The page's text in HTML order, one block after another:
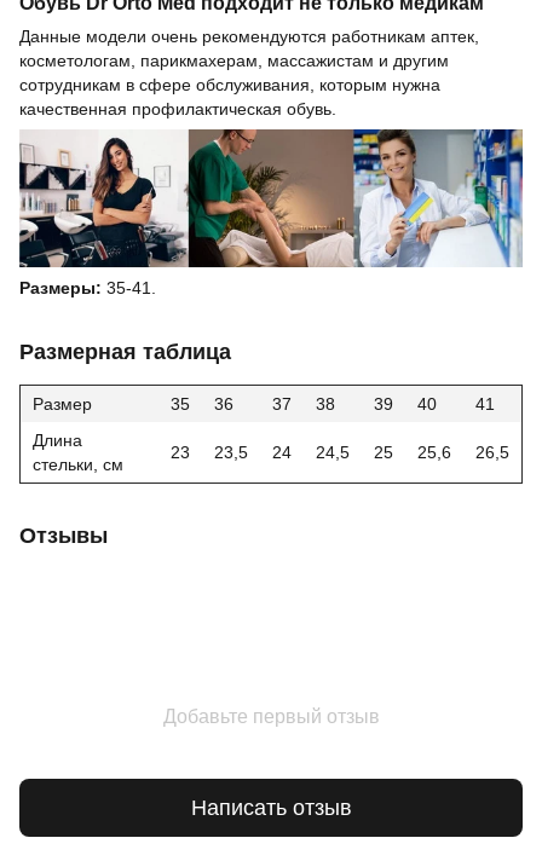
Данные модели очень рекомендуются работникам аптек,
косметологам, парикмахерам, массажистам и другим
сотрудникам в сфере обслуживания, которым нужна
качественная профилактическая обувь.
Размеры: 35-41.
Размерная таблица
Размер 35 36 37 38 39 40
41
Длина
стельки, см
23 23,5 24 24,5 25 25,6 26,5
Отзывы
Добавьте первый отзыв
Написать отзыв